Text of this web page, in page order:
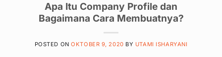
Apa Itu Company Profile dan
Bagaimana Cara Membuatnya?
POSTED ONOKTOBER 9, 2020 BY UTAMI ISHARYANI